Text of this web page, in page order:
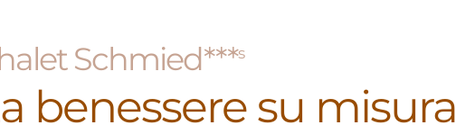
Schmied***s
benessere su misura